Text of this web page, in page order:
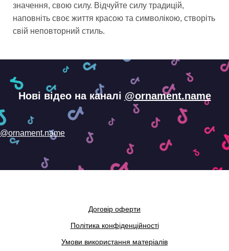
значення, свою силу. Відчуйте силу традицій,
наповніть своє життя красою та символікою, створіть
свій неповторний стиль.
Нові відео на каналі @ornament.name
@ornament.name
Договір оферти
Політика конфіденційності
Умови використання матеріалів